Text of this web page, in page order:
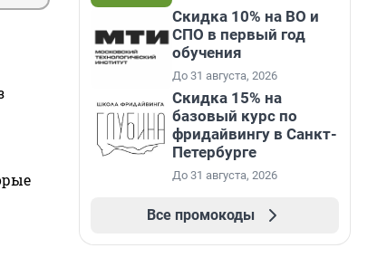
Скидка 10% на ВО и
СПО в первый год
обучения
До 31 августа, 2026
Скидка 15% на
базовый курс по
фридайвингу в Санкт-
Петербурге
До 31 августа, 2026
Все промокоды